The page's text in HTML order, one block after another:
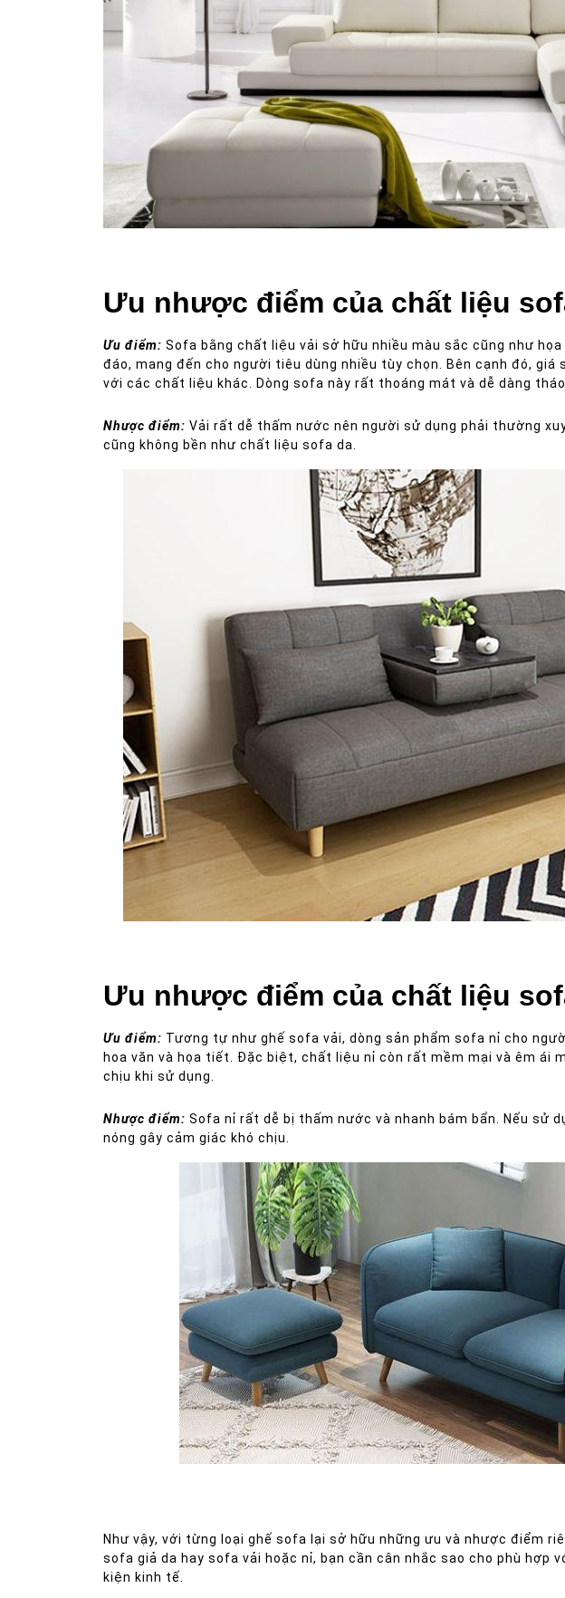
Ưu nhược điểm của chất liệu
Ưu điểm: Sofa bằng chất liệu vải sở hữu nhiều màu sắc cũng như
đáo, mang đến cho người tiêu dùng nhiều tùy chọn. Bên cạnh đó, giá
với các chất liệu khác. Dòng sofa này rất thoáng mát và dễ dàng
Nhược điểm: Vải rất dễ thấm nước nên người sử dụng phải thường
cũng không bền như chất liệu sofa da.
Ưu nhược điểm của chất liệu
Ưu điểm: Tương tự như ghế sofa vải, dòng sản phẩm sofa nỉ cho
hoa văn và họa tiết. Đặc biệt, chất liệu nỉ còn rất mềm mại và êm ái
chịu khi sử dụng.
Nhược điểm: Sofa nỉ rất dễ bị thấm nước và nhanh bám bẩn. Nếu sử
nóng gây cảm giác khó chịu.
Như vậy, với từng loại ghế sofa lại sở hữu những ưu và nhược điểm
sofa giả da hay sofa vải hoặc nỉ, bạn cần cân nhắc sao cho phù hợp
kiện kinh tế.